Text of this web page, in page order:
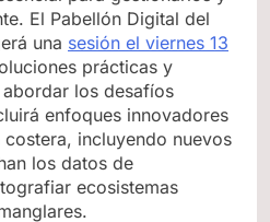
El Pabellón Digital del
una sesión el viernes 13
prácticas y
los desafíos
enfoques innovadores
incluyendo nuevos
los datos de
ecosistemas